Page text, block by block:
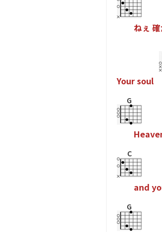
ねぇ 確
Yoursoul
G
Heave
C
and yo
G